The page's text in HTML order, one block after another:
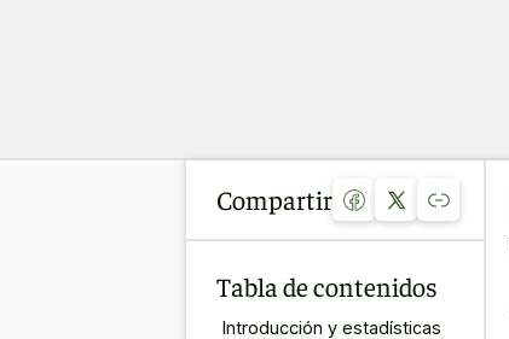
Compartir
Tabla de contenidos
Introducción y estadísticas